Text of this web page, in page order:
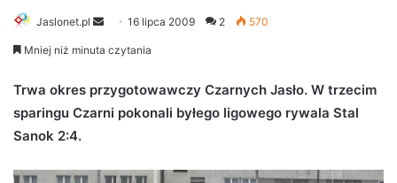
Jaslonet.pl
d
a
m
16 lipca 2009 2 570
Mniej niż minuta czytania
Trwa okres przygotowawczy Czarnych Jasło. W trzecim
sparingu Czarni pokonali byłego ligowego rywala Stal
Sanok 2:4.